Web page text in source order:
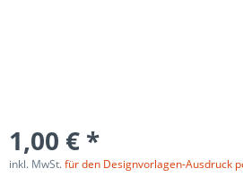
1,00 € *
inkl. MwSt.für den Designvorlagen-Ausdruck